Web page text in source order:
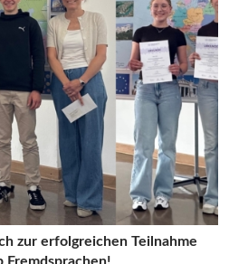
zur erfolgreichen Teilnahme